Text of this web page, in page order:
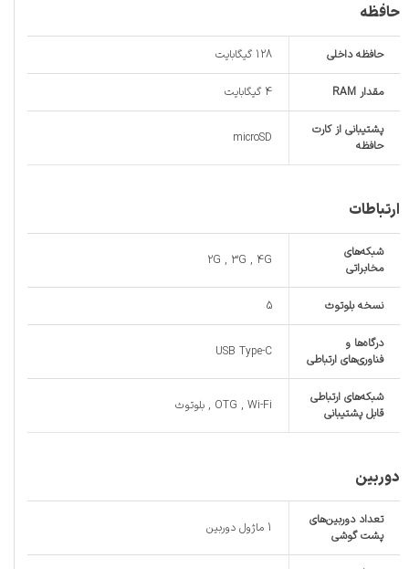
حافظه
حافظه داخلی 128 گیگابایت
مقدار RAM 4 گیگابایت
پشتیبانی از کارت
حافظه
microSD
ارتباطات
شبکه‌های
مخابراتی
2G , 3G , 4G
نسخه بلوتوث 5
درگاه‌ها و
فناوری‌های ارتباطی
USB Type-C
شبکه‌های ارتباطی
قابل پشتیبانی
OTG , Wi-Fi , بلوتوث
دوربین
تعداد دوربین‌های
پشت گوشی
1 ماژول دوربین